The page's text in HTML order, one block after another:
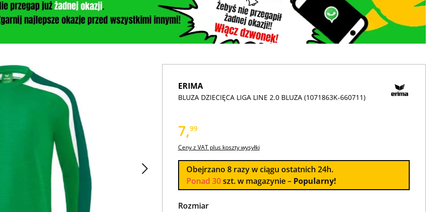
ERIMA
BLUZA DZIECIĘCA LIGA LINE 2.0 BLUZA (1071863K-660711)
7,99
Ceny z VAT plus koszty wysyłki
Obejrzano 8razy w ciągu ostatnich 24h.
Ponad 30szt. w magazynie – Popularny!
Wybierz
Rozmiar